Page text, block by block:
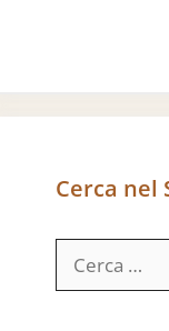
Cerca nel
per: